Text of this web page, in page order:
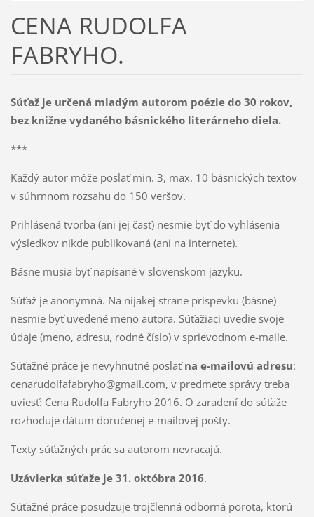
CENA RUDOLFA
FABRYHO.
Súťaž je určená mladým autorom poézie do 30 rokov,
bez knižne vydaného básnického literárneho diela.
***
Každý autor môže poslať min. 3, max. 10 básnických textov
v súhrnnom rozsahu do 150 veršov.
Prihlásená tvorba (ani jej časť) nesmie byť do vyhlásenia
výsledkov nikde publikovaná (ani na internete).
Básne musia byť napísané v slovenskom jazyku.
Súťaž je anonymná. Na nijakej strane príspevku (básne)
nesmie byť uvedené meno autora. Súťažiaci uvedie svoje
údaje (meno, adresu, rodné číslo) v sprievodnom e-maile.
Súťažné práce je nevyhnutné poslaťna e-mailovú adresu:
cenarudolfafabryho@gmail.com, v predmete správy treba
uviesť: Cena Rudolfa Fabryho 2016. O zaradení do súťaže
rozhoduje dátum doručenej e-mailovej pošty.
Texty súťažných prác sa autorom nevracajú.
Uzávierka súťaže je 31. októbra 2016.
Súťažné práce posudzuje trojčlenná odborná porota, ktorú